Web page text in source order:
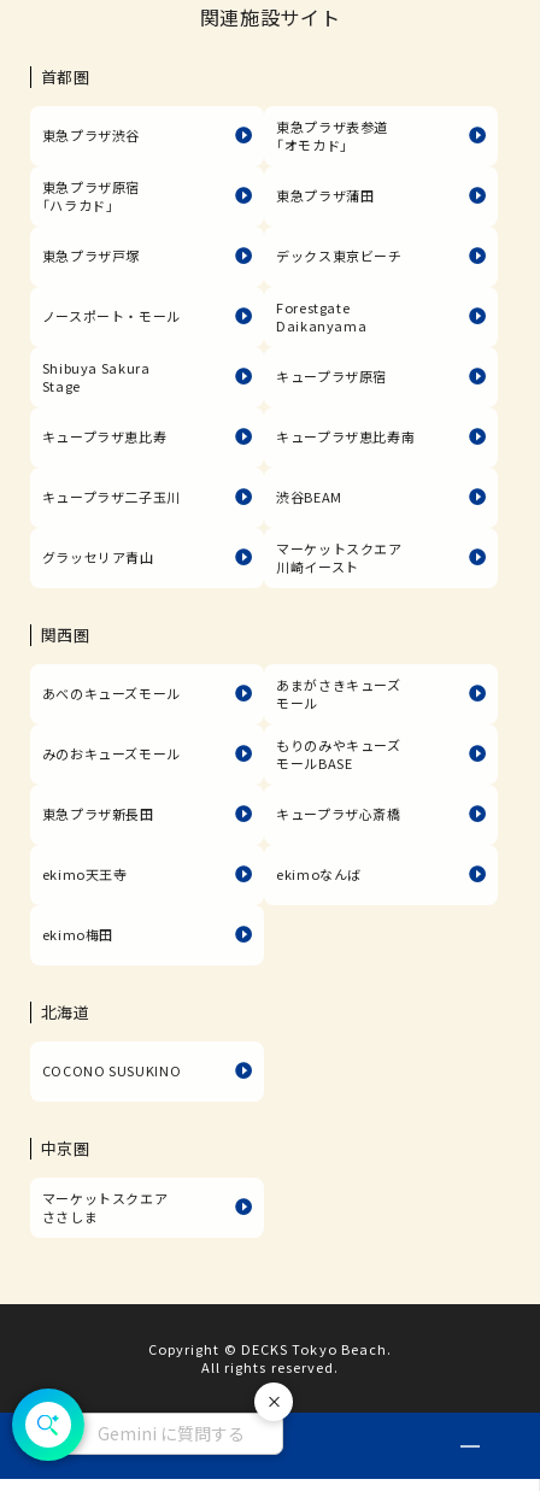
お店のSNSをCHECK!
Gemini に質問する
閉じる
関連施設サイト
首都圏
東急プラザ渋谷
東急プラザ表参道
「オモカド」
東急プラザ原宿
「ハラカド」
東急プラザ蒲田
東急プラザ戸塚 デックス東京ビーチ
ノースポート・モール
Forestgate
Daikanyama
Shibuya Sakura
Stage
キュープラザ原宿
キュープラザ恵比寿 キュープラザ恵比寿南
キュープラザ二子玉川 渋谷BEAM
グラッセリア青山
マーケットスクエア
川崎イースト
関西圏
あべのキューズモール
あまがさきキューズ
モール
みのおキューズモール
もりのみやキューズ
モールBASE
東急プラザ新長田 キュープラザ心斎橋
ekimo天王寺 ekimoなんば
ekimo梅田
北海道
COCONO SUSUKINO
中京圏
マーケットスクエア
ささしま
Copyright © DECKS Tokyo Beach.
All rights reserved.